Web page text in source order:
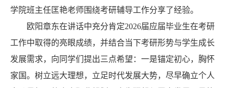
学院班主任匡艳老师围绕考研辅导工作分享了经验。
欧阳章东在讲话中充分肯定2026届应届毕业生在考研
工作中取得的亮眼成绩，并结合当下考研形势与学生成长
发展需求，向同学们提出三点希望：一是锚定初心，胸怀
家国。树立远大理想，立足时代发展大势，尽早确立个人